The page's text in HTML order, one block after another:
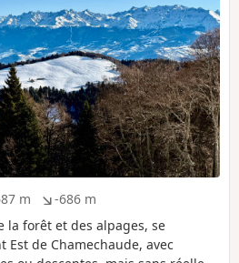
m -686 m
D
é
n
i
la forêt et des alpages, se
de Chamechaude, avec